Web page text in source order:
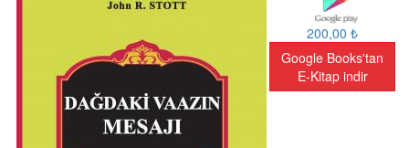
200,00 ₺
Google Books'tan
E-Kitap indir